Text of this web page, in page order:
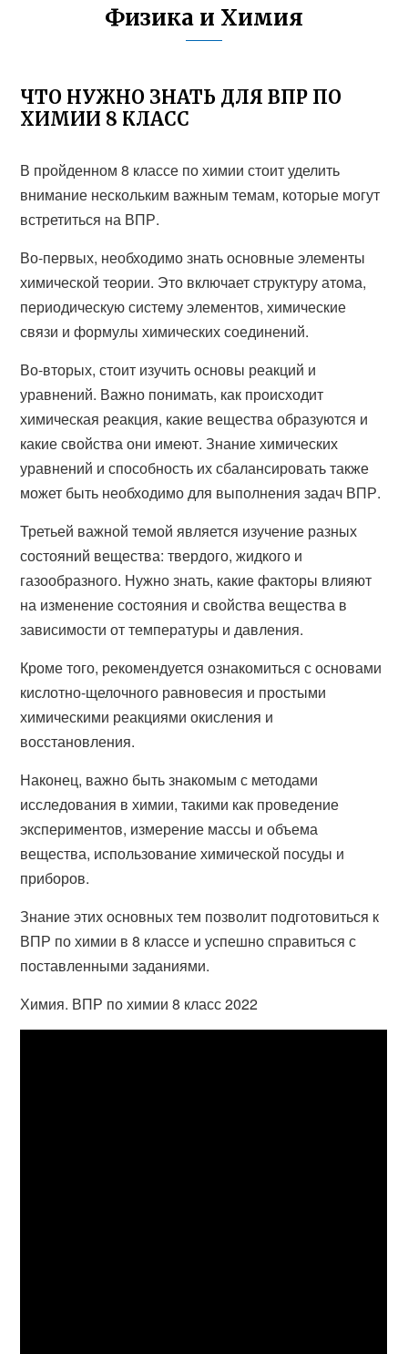
Физика и Химия
ЧТО НУЖНО ЗНАТЬ ДЛЯ ВПР ПО
ХИМИИ 8 КЛАСС
В пройденном 8 классе по химии стоит уделить
внимание нескольким важным темам, которые могут
встретиться на ВПР.
Во-первых, необходимо знать основные элементы
химической теории. Это включает структуру атома,
периодическую систему элементов, химические
связи и формулы химических соединений.
Во-вторых, стоит изучить основы реакций и
уравнений. Важно понимать, как происходит
химическая реакция, какие вещества образуются и
какие свойства они имеют. Знание химических
уравнений и способность их сбалансировать также
может быть необходимо для выполнения задач ВПР.
Третьей важной темой является изучение разных
состояний вещества: твердого, жидкого и
газообразного. Нужно знать, какие факторы влияют
на изменение состояния и свойства вещества в
зависимости от температуры и давления.
Кроме того, рекомендуется ознакомиться с основами
кислотно-щелочного равновесия и простыми
химическими реакциями окисления и
восстановления.
Наконец, важно быть знакомым с методами
исследования в химии, такими как проведение
экспериментов, измерение массы и объема
вещества, использование химической посуды и
приборов.
Знание этих основных тем позволит подготовиться к
ВПР по химии в 8 классе и успешно справиться с
поставленными заданиями.
Химия. ВПР по химии 8 класс 2022